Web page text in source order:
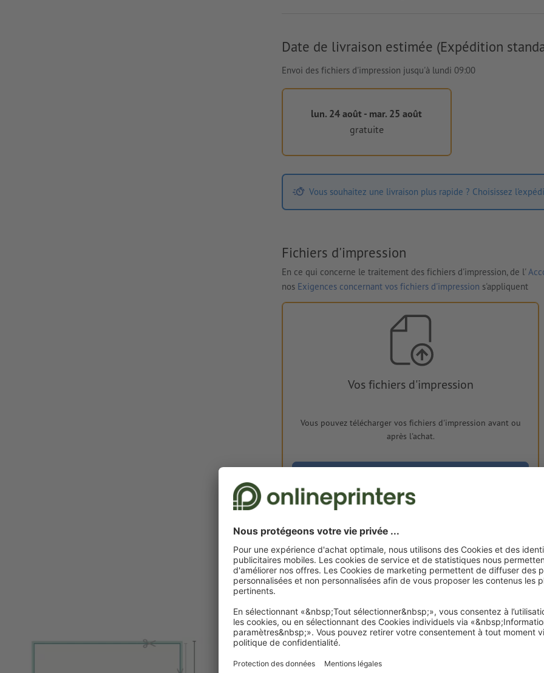
Date de livraison estimée (Expédition
Envoi des fichiers d'impression jusqu'à lundi 09:00
lun. 24 août - mar. 25 août
gratuite
Vous souhaitez une livraison plus rapide ? Choisissez
Fichiers d'impression
En ce qui concerne le traitement des fichiers d'impression, de l'
nos Exigences concernant vos fichiers d'impression s'appliquent
Vos fichiers d'impression
Vous pouvez télécharger vos fichiers d'impression avant ou
après l'achat.
HT
€ 76,24
Livraison approx. :
lun. 24 août - mar. 25 août
Poids: env.27,2 g
Exigences relatives aux fichiers d'impression
YUPOTAKO® - Adhésifs repositionnables